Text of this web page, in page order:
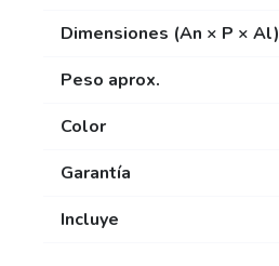
Dimensiones (An × P × Al)
Peso aprox.
Color
Garantía
Incluye